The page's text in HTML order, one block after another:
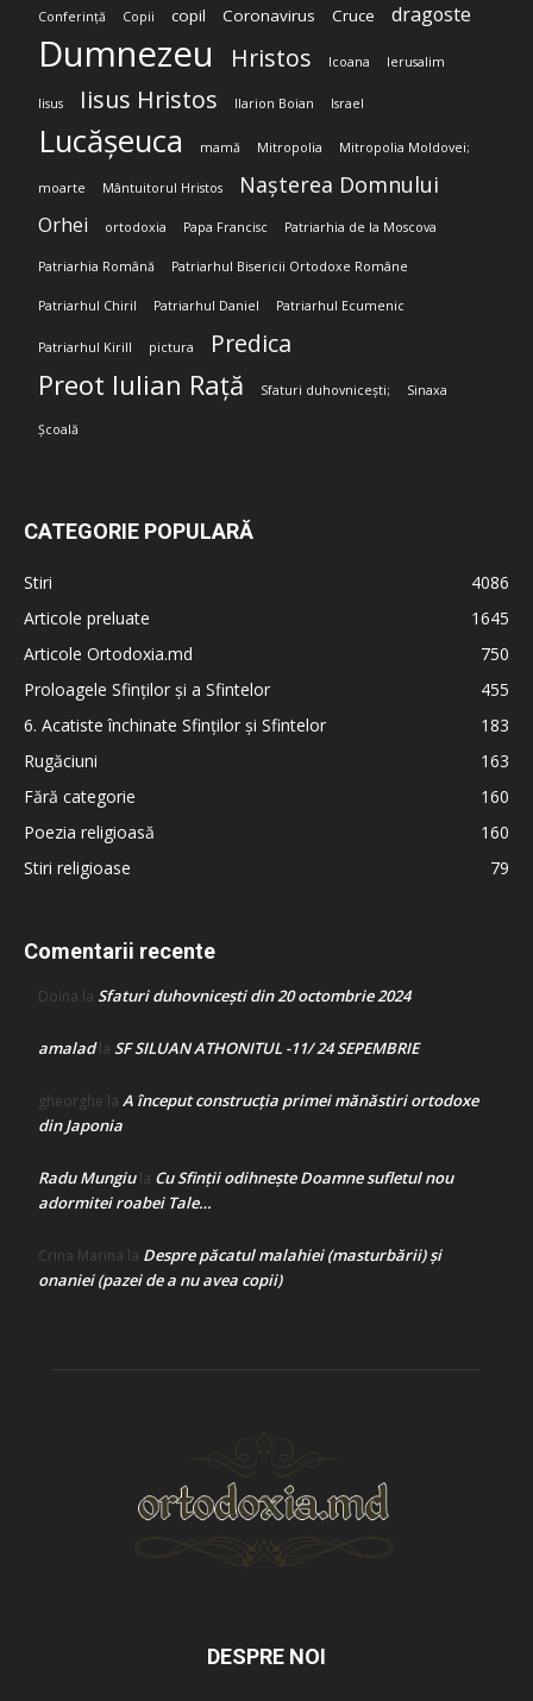
Conferință Copii copil Coronavirus Cruce dragoste
Dumnezeu Hristos Icoana Ierusalim
Iisus Iisus Hristos Ilarion Boian Israel
Lucășeuca mamă Mitropolia Mitropolia Moldovei;
moarte Mântuitorul Hristos Nașterea Domnului
Orhei ortodoxia Papa Francisc Patriarhia de la Moscova
Patriarhia Română Patriarhul Bisericii Ortodoxe Române
Patriarhul Chiril Patriarhul Daniel Patriarhul Ecumenic
Patriarhul Kirill pictura Predica
Preot Iulian Rață Sfaturi duhovnicești; Sinaxa
Școală
CATEGORIE POPULARĂ
Stiri
4086
Articole preluate
1645
Articole Ortodoxia.md
750
Proloagele Sfinților și a Sfintelor
455
6. Acatiste închinate Sfinților și Sfintelor
183
Rugăciuni
163
Fără categorie
160
Poezia religioasă
160
Stiri religioase
79
Comentarii recente
Doina la Sfaturi duhovnicești din 20 octombrie 2024
amaladla SF SILUAN ATHONITUL -11/ 24 SEPEMBRIE
gheorghe la A început construcţia primei mănăstiri ortodoxe
din Japonia
Radu Mungiula Cu Sfinții odihnește Doamne sufletul nou
adormitei roabei Tale…
Crina Marina la Despre păcatul malahiei (masturbării) şi
onaniei (pazei de a nu avea copii)
DESPRE NOI